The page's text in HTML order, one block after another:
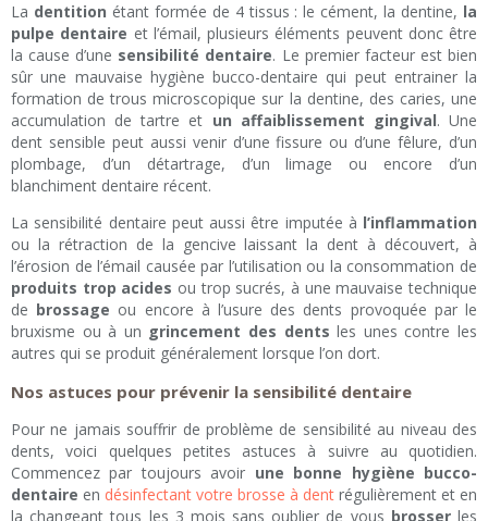
La dentition étant formée de 4 tissus : le cément, la dentine, la
pulpe dentaire et l’émail, plusieurs éléments peuvent donc être
la cause d’une sensibilité dentaire. Le premier facteur est bien
sûr une mauvaise hygiène bucco-dentaire qui peut entrainer la
formation de trous microscopique sur la dentine, des caries, une
accumulation de tartre et un affaiblissement gingival. Une
dent sensible peut aussi venir d’une fissure ou d’une fêlure, d’un
plombage, d’un détartrage, d’un limage ou encore d’un
blanchiment dentaire récent.
La sensibilité dentaire peut aussi être imputée à l’inflammation
ou la rétraction de la gencive laissant la dent à découvert, à
l’érosion de l’émail causée par l’utilisation ou la consommation de
produits trop acides ou trop sucrés, à une mauvaise technique
de brossage ou encore à l’usure des dents provoquée par le
bruxisme ou à un grincement des dents les unes contre les
autres qui se produit généralement lorsque l’on dort.
Nos astuces pour prévenir la sensibilité dentaire
Pour ne jamais souffrir de problème de sensibilité au niveau des
dents, voici quelques petites astuces à suivre au quotidien.
Commencez par toujours avoir une bonne hygiène bucco-
dentaire en désinfectant votre brosse à dent régulièrement et en
la changeant tous les 3 mois sans oublier de vous brosserles